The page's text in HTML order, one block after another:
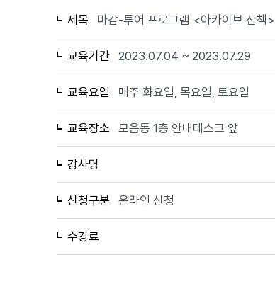
제목 마감-투어 프로그램 <아카이브 산책>
교육기간 2023.07.04 ~ 2023.07.29
교육요일 매주 화요일, 목요일, 토요일
교육장소 모음동 1층 안내데스크 앞
강사명
신청구분 온라인 신청
수강료